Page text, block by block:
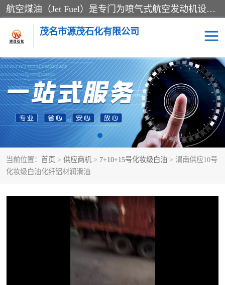
航空煤油（Jet Fuel）是专门为喷气式航空发动机设计的高纯度燃料，主要分为Jet A、Jet A-1和Jet B等类型。其特点是闪点高、低温流动性好，并添加了抗静电剂和抗氧化剂以确保飞行安全。航空煤油需
茂名市源茂石化有限公司
当前位置： 首页 > 供应商机 > 7+10+15号化妆级白油 > 渭南供应10号
化妆级白油化纤铝材润滑油
RP3航空煤油 D20+D30溶剂油
D40+D60溶剂油 D80+D100溶剂油
6号+120号溶剂油 260号溶剂油
异构烷烃 天然乳胶
26+32号化妆级白油 46+68号化妆级白油